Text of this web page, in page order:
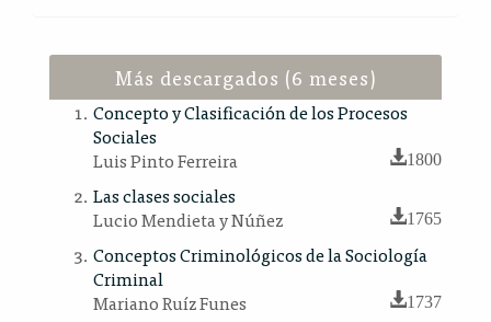
Más descargados (6 meses)
Concepto y Clasificación de los Procesos
Sociales
Luis Pinto Ferreira
1800
Las clases sociales
Lucio Mendieta y Núñez
1765
Conceptos Criminológicos de la Sociología
Criminal
Mariano Ruíz Funes
1737